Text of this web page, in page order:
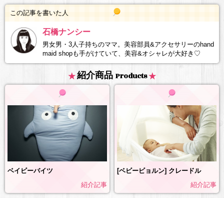
この記事を書いた人
石橋ナンシー
男女男・3人子持ちのママ。美容部員&アクセサリーのhand
maid shopも手がけていて、美容&オシャレが大好き♡
紹介商品 Products
ベイビーバイツ
紹介記事
[ベビービョルン] クレードル
紹介記事